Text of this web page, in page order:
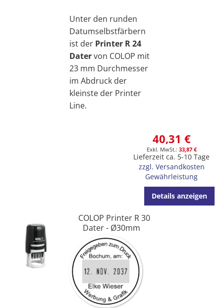
Unter den runden
Datumselbstfärbern
ist der Printer R 24
Datervon COLOP mit
23 mm Durchmesser
im Abdruck der
kleinste der Printer
Line.
40,31 €
33,87 €
Lieferzeit ca. 5-10 Tage
zzgl. Versandkosten
Gewährleistung
Details anzeigen
COLOP Printer R 30
Dater - Ø30mm